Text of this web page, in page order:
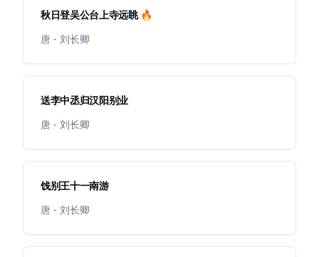
秋日登吴公台上寺远眺 🔥
唐 - 刘长卿
送李中丞归汉阳别业
唐 - 刘长卿
饯别王十一南游
唐 - 刘长卿